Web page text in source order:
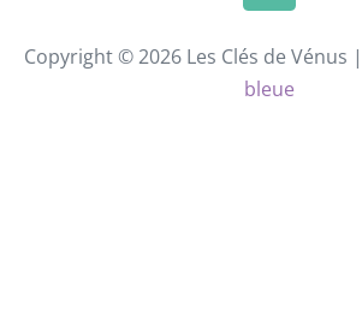
Copyright © 2026 Les Clés de Vénus |
bleue